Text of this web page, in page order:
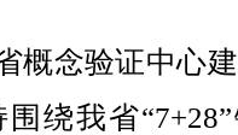
念验证中心
绕我省